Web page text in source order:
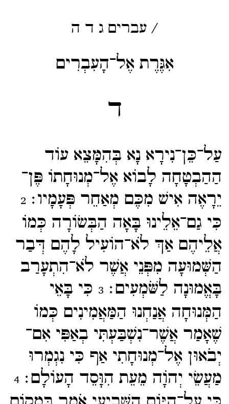
/ עברים ג ד ה
אִגֶּרֶת אֶל־הָעִבְרִים
ד
עַל־​כֵּן־​נִירָא נָא בְּהִמָּצֵא עוֹד
הַהַבְטָחָה לָבוֹא אֶל־​מְנוּחָתוֹ פֶּן־​
יֵרָאֶה אִישׁ מִכֶּם מְאַחֵר פְּעָמָיו׃2
כִּי גַם־​אֵלֵינוּ בָּאָה הַבְּשׂוֹרָה כְּמוֹ
אֲלֵיהֶם אַךְ לֹא־​הוֹעִיל לָהֶם דְּבַר
הַשְּׁמוּעָה מִפְּנֵי אֲשֶׁר לֹא־​הִתְעָרַב
בָּאֱמוּנָה לַשֹּׁמְעִים׃3 כִּי בָּאֵי
הַמְּנוּחָה אֲנַחְנוּ הַמַּאֲמִינִים כְּמוֹ
שֶׁאָמַר אֲשֶׁר־​נִשְׁבַּעְתִּי בְאַפִּי אִם־​
יְבֹאוּן אֶל־​מְנוּחָתִי אַף כִּי נִגְמְרוּ
מַעֲשֵׂי יְהוָֹה מֵעֵת הִוָּסֵד הָעוֹלָם׃4